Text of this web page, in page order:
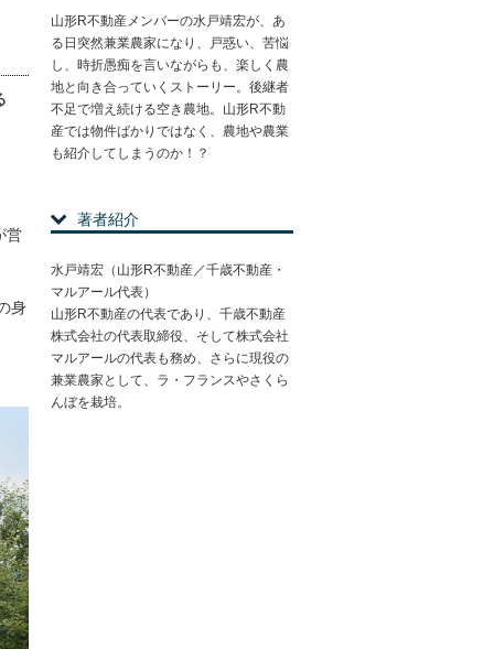
営
身
山形R不動産メンバーの水戸靖宏が、あ
る日突然兼業農家になり、戸惑い、苦悩
し、時折愚痴を言いながらも、楽しく農
地と向き合っていくストーリー。後継者
不足で増え続ける空き農地。山形R不動
産では物件ばかりではなく、農地や農業
も紹介してしまうのか！？
著者紹介
水戸靖宏（山形R不動産／千歳不動産・
マルアール代表）
山形R不動産の代表であり、千歳不動産
株式会社の代表取締役、そして株式会社
マルアールの代表も務め、さらに現役の
兼業農家として、ラ・フランスやさくら
んぼを栽培。